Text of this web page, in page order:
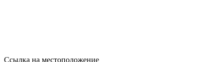
Ссылка на местоположение